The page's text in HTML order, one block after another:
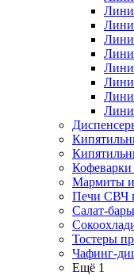
Мармиты
Печи СВЧ
Салат-
Тостеры
Чафинг-
Ещё 1